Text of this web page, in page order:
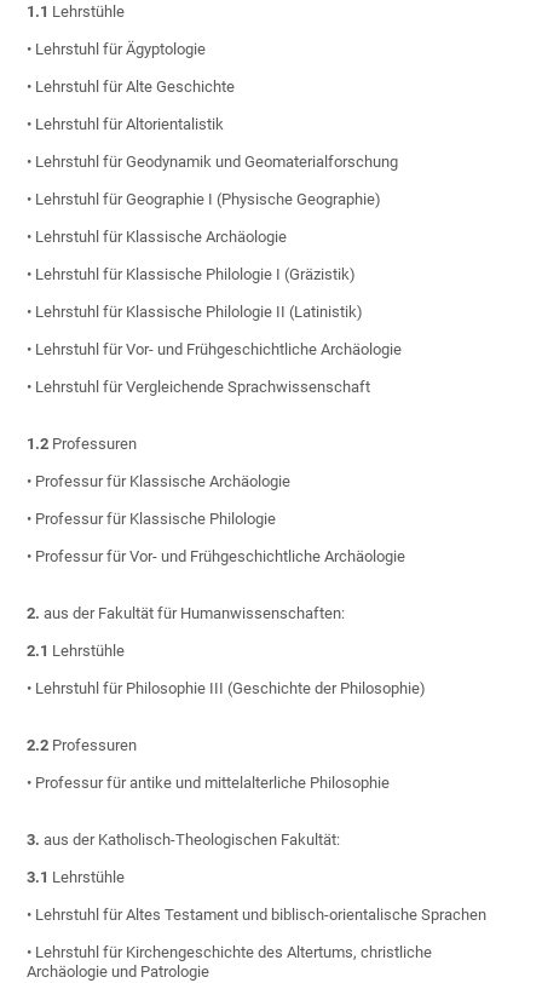
1.1 Lehrstühle
• Lehrstuhl für Ägyptologie
• Lehrstuhl für Alte Geschichte
• Lehrstuhl für Altorientalistik
• Lehrstuhl für Geodynamik und Geomaterialforschung
• Lehrstuhl für Geographie I (Physische Geographie)
• Lehrstuhl für Klassische Archäologie
• Lehrstuhl für Klassische Philologie I (Gräzistik)
• Lehrstuhl für Klassische Philologie II (Latinistik)
• Lehrstuhl für Vor- und Frühgeschichtliche Archäologie
• Lehrstuhl für Vergleichende Sprachwissenschaft
1.2 Professuren
• Professur für Klassische Archäologie
• Professur für Klassische Philologie
• Professur für Vor- und Frühgeschichtliche Archäologie
2.aus der Fakultät für Humanwissenschaften:
2.1 Lehrstühle
• Lehrstuhl für Philosophie III (Geschichte der Philosophie)
2.2 Professuren
• Professur für antike und mittelalterliche Philosophie
3.aus der Katholisch-Theologischen Fakultät:
3.1 Lehrstühle
• Lehrstuhl für Altes Testament und biblisch-orientalische Sprachen
• Lehrstuhl für Kirchengeschichte des Altertums, christliche
Archäologie und Patrologie